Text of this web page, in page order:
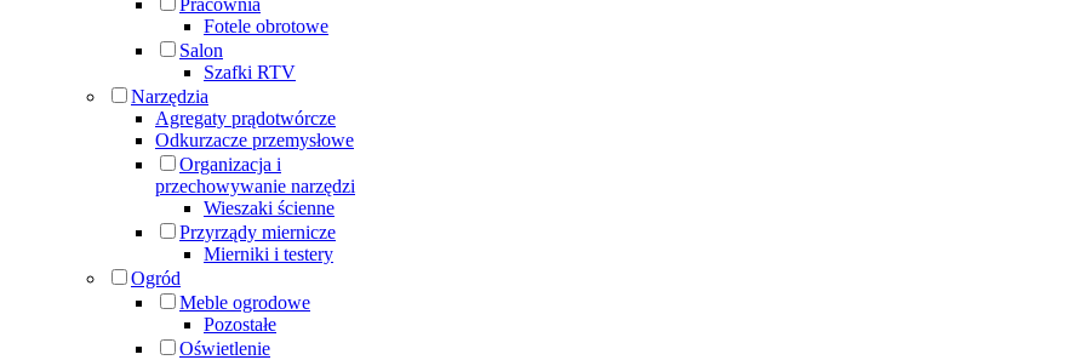
Pracownia
Fotele obrotowe
Salon
Szafki RTV
Narzędzia
Agregaty prądotwórcze
Odkurzacze przemysłowe
Organizacja i
przechowywanie narzędzi
Wieszaki ścienne
Przyrządy miernicze
Mierniki i testery
Ogród
Meble ogrodowe
Pozostałe
Oświetlenie